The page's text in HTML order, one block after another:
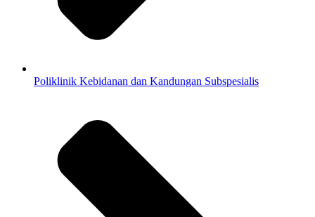
Poliklinik Kebidanan dan Kandungan Subspesialis